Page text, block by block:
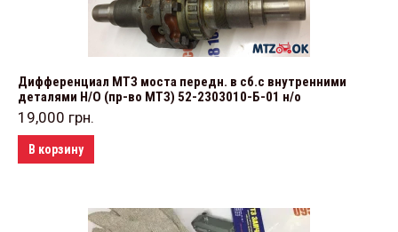
Дифференциал МТЗ моста передн. в сб.с внутренними
деталями Н/О (пр-во МТЗ) 52-2303010-Б-01 н/о
19,000 грн.
В корзину